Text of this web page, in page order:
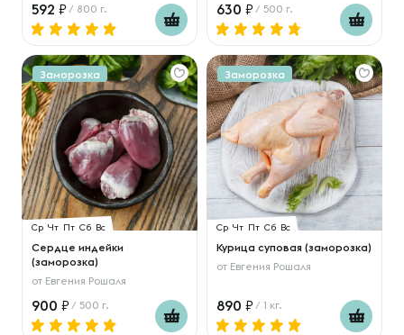
592 / 800 г. 630 / 500 г.
Заморозка
Ср Чт Пт Сб Вс
Сердце индейки
(заморозка)
от Евгения Рошаля
900 / 500 г.
Заморозка
Ср Чт Пт Сб Вс
Курица суповая (заморозка)
от Евгения Рошаля
890 / 1 кг.